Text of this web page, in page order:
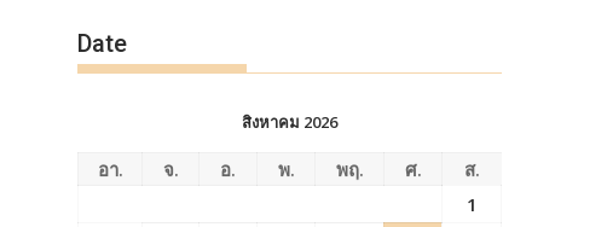
Date
สิงหาคม 2026
อา. จ. อ. พ. พฤ. ศ.
ส.
1